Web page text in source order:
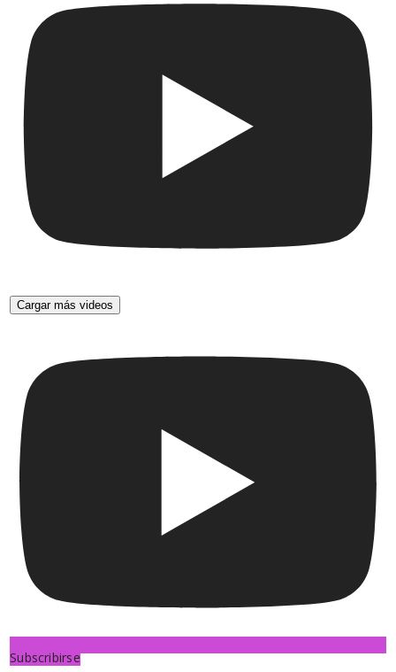
Cargar más videos
Subscribirse